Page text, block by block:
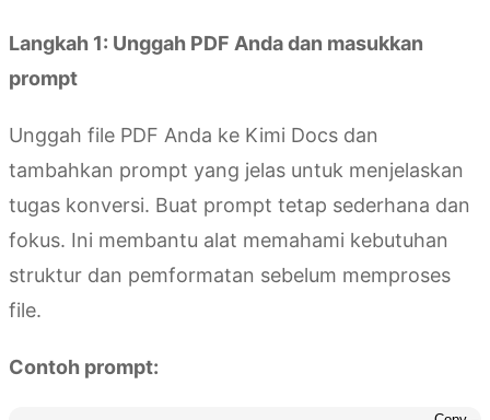
Langkah 1: Unggah PDF Anda dan masukkan
prompt
Unggah file PDF Anda ke Kimi Docs dan
tambahkan prompt yang jelas untuk menjelaskan
tugas konversi. Buat prompt tetap sederhana dan
fokus. Ini membantu alat memahami kebutuhan
struktur dan pemformatan sebelum memproses
file.
Contoh prompt: